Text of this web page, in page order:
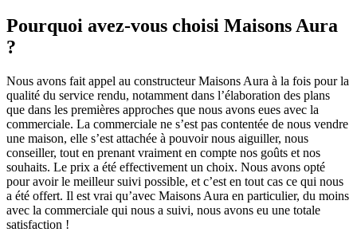
Pourquoi avez-vous choisi Maisons Aura
?
Nous avons fait appel au constructeur Maisons Aura à la fois pour la
qualité du service rendu, notamment dans l’élaboration des plans
que dans les premières approches que nous avons eues avec la
commerciale. La commerciale ne s’est pas contentée de nous vendre
une maison, elle s’est attachée à pouvoir nous aiguiller, nous
conseiller, tout en prenant vraiment en compte nos goûts et nos
souhaits. Le prix a été effectivement un choix. Nous avons opté
pour avoir le meilleur suivi possible, et c’est en tout cas ce qui nous
a été offert. Il est vrai qu’avec Maisons Aura en particulier, du moins
avec la commerciale qui nous a suivi, nous avons eu une totale
satisfaction !